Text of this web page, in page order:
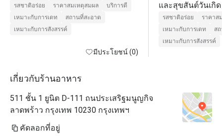
รสชาติอร่อย ราคาสมเหตุสมผล
บริการดี
เหมาะกับการเดท
สถานที่สะอาด
เหมาะกับการสังสรรค์
มีประโยชน์ (0)
และสุขสันต์วันเกิ
100 บาท ด้วยนะค
ร้านอาหารอร่อย
แต่จะกระซิบว่าพิ
ไม่ทราบว่าสาขา
เดี๋ยวนี้ทำอร่อย
รสชาติอร่อย
ราคาส
เหมาะกับการเดท
ส
เหมาะกับการสังสรรค์
เกี่ยวกับร้านอาหาร
511 ชั้น 1 ยูนิต D-111 ถนประเสริฐมนูญกิจ
ลาดพร้าว กรุงเทพ 10230 กรุงเทพฯ
คัดลอกที่อยู่